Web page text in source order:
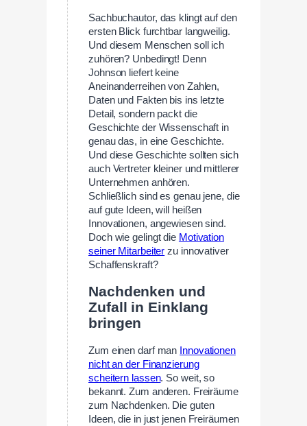
Sachbuchautor, das klingt auf den
ersten Blick furchtbar langweilig.
Und diesem Menschen soll ich
zuhören? Unbedingt! Denn
Johnson liefert keine
Aneinanderreihen von Zahlen,
Daten und Fakten bis ins letzte
Detail, sondern packt die
Geschichte der Wissenschaft in
genau das, in eine Geschichte.
Und diese Geschichte sollten sich
auch Vertreter kleiner und mittlerer
Unternehmen anhören.
Schließlich sind es genau jene, die
auf gute Ideen, will heißen
Innovationen, angewiesen sind.
Doch wie gelingt die Motivation
seiner Mitarbeiter zu innovativer
Schaffenskraft?
Nachdenken und
Zufall in Einklang
bringen
Zum einen darf man Innovationen
nicht an der Finanzierung
scheitern lassen. So weit, so
bekannt. Zum anderen. Freiräume
zum Nachdenken. Die guten
Ideen, die in just jenen Freiräumen